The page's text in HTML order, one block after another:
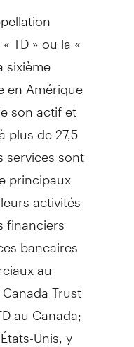
TD » ou la «
sixième
en Amérique
son actif et
plus de 27,5
services sont
principaux
activités
financiers
bancaires
au
Trust
au Canada;
Unis, y